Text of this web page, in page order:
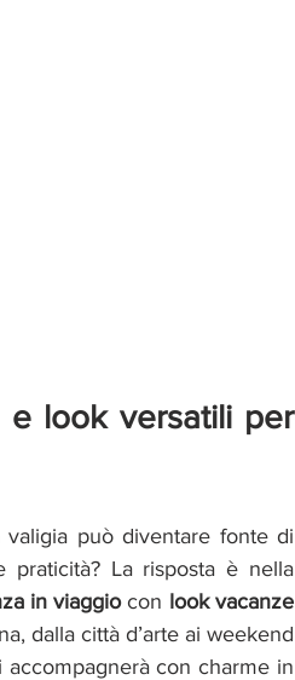
e look versatili per
può diventare fonte di
praticità? La risposta è nella
in viaggio con look vacanze
dalla città d’arte ai weekend
accompagnerà con charme in